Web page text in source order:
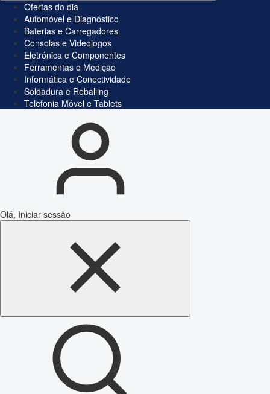
Ofertas do dia
Automóvel e Diagnóstico
Baterias e Carregadores
Consolas e Videojogos
Eletrónica e Componentes
Ferramentas e Medição
Informática e Conectividade
Soldadura e Reballing
Telefonia Móvel e Tablets
Olá, Iniciar sessão